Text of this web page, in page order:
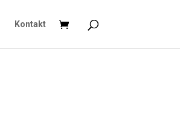
Kontakt